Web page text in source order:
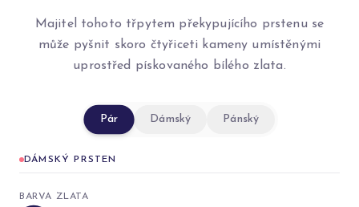
Majitel tohoto třpytem překypujícího prstenu se
může pyšnit skoro čtyřiceti kameny umístěnými
uprostřed pískovaného bílého zlata.
Pár Dámský Pánský
DÁMSKÝ PRSTEN
BARVA ZLATA